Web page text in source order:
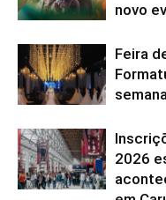
novo
Feira
2026